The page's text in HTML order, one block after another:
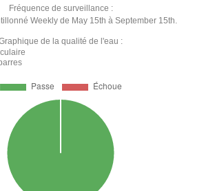
Fréquence de surveillance :
Weekly de May 15th à September 15th.
de la qualité de l'eau :